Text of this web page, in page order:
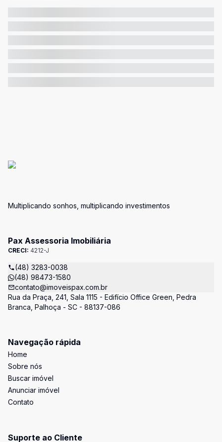
Multiplicando sonhos, multiplicando investimentos
Pax Assessoria Imobiliária
CRECI: 4212-J
(48) 3283-0038
(48) 98473-1580
contato@imoveispax.com.br
Rua da Praça, 241, Sala 1115 - Edifício Office Green, Pedra
Branca, Palhoça - SC - 88137-086
Navegação rápida
Home
Sobre nós
Buscar imóvel
Anunciar imóvel
Contato
Suporte ao Cliente